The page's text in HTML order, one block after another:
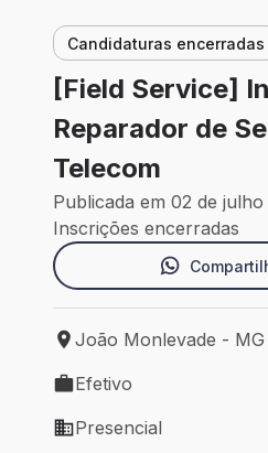
Candidaturas encerradas
[Field Service]
Reparador de
Telecom
Publicada em 02 de
Inscrições encerradas
Local de trabalho: João
João Monlevade - MG
Tipo de vaga: Efetivo
Efetivo
Modelo de trabalho:
Presencial